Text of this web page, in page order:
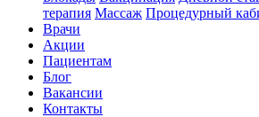
терапия Массаж Процедурный
Врачи
Акции
Пациентам
Блог
Вакансии
Контакты